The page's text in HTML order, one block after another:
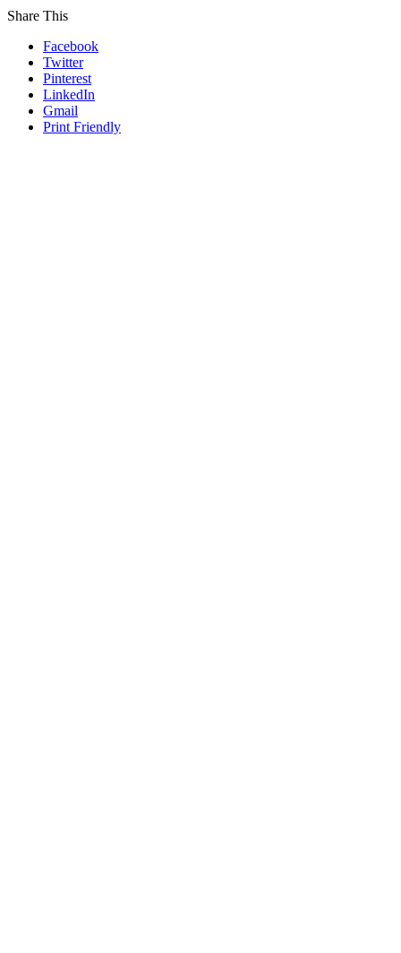
Share This
Facebook
Twitter
Pinterest
LinkedIn
Gmail
Print Friendly